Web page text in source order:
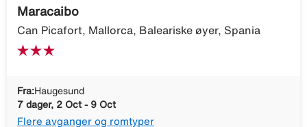
Maracaibo
Can Picafort, Mallorca, Baleariske øyer, Spania
Fra:Haugesund
7 dager, 2 Oct - 9 Oct
Flere avganger og romtyper